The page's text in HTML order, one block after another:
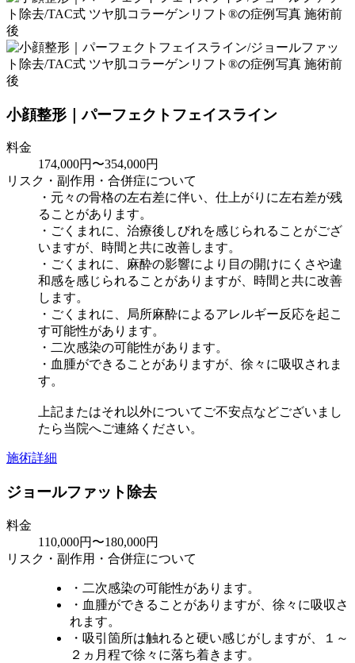
小顔整形｜パーフェクトフェイスライン
料金
174,000円〜354,000円
リスク・副作用・合併症について
・元々の骨格の左右差に伴い、仕上がりに左右差が残
ることがあります。
・ごくまれに、治療後しびれを感じられることがござ
いますが、時間と共に改善します。
・ごくまれに、麻酔の影響により目の開けにくさや違
和感を感じられることがありますが、時間と共に改善
します。
・ごくまれに、局所麻酔によるアレルギー反応を起こ
す可能性があります。
・二次感染の可能性があります。
・血腫ができることがありますが、徐々に吸収されま
す。
上記またはそれ以外についてご不安点などございまし
たら当院へご連絡ください。
施術詳細
ジョールファット除去
料金
110,000円〜180,000円
リスク・副作用・合併症について
・二次感染の可能性があります。
・血腫ができることがありますが、徐々に吸収さ
れます。
・吸引箇所は触れると硬い感じがしますが、１～
２ヵ月程で徐々に落ち着きます。